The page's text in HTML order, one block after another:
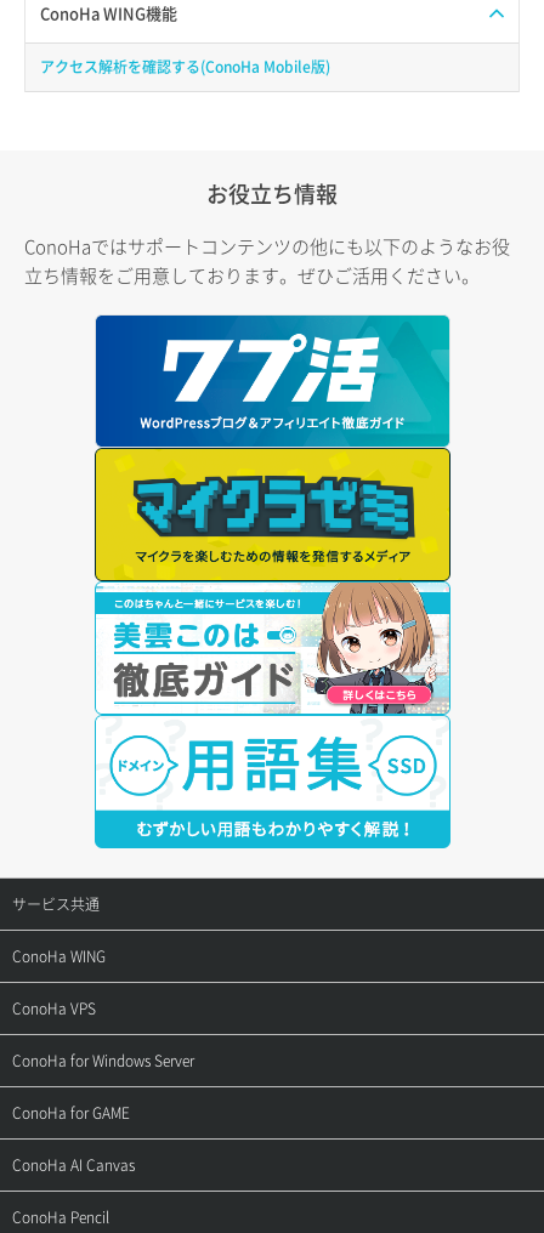
ConoHa WING機能
アクセス解析を確認する(ConoHa Mobile版)
お役立ち情報
ConoHaではサポートコンテンツの他にも以下のようなお役
立ち情報をご用意しております。ぜひご活用ください。
サービス共通
サポートトップ
ご契約・お支払い
用語集
お問い合わせ
ConoHa WING
サポートトップ
ご利用ガイド
お乗り換えガイド
よくある質問
ConoHa VPS
サポートトップ
ご利用ガイド
APIドキュメントVPS2.0
ConoHa for Windows Server
サポートトップ
ご利用ガイド
ConoHa for GAME
サポートトップ
ご利用ガイド
ConoHa AI Canvas
サポートトップ
ConoHa Pencil